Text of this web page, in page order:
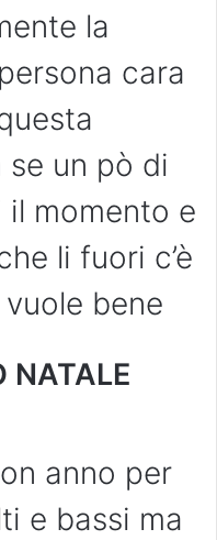
la
cara
un pò di
momento e
li fuori c’è
bene
NATALE
anno per
e bassi ma